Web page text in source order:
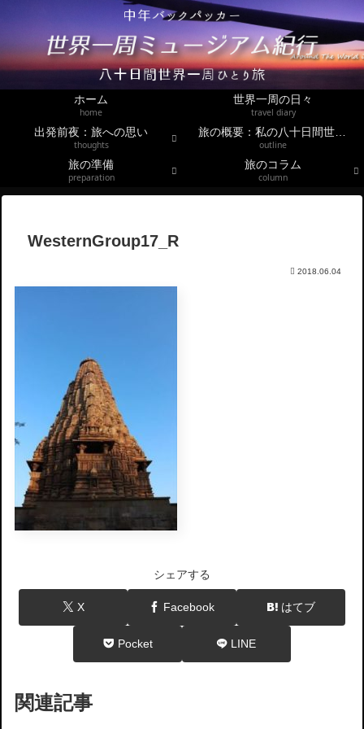
ホーム
home
世界一周の日々
travel diary
出発前夜：旅への思い
thoughts
旅の概要：私の八十日間世界一周
outline
旅の準備
preparation
旅のコラム
column
WesternGroup17_R
2018.06.04
シェアする
X Facebook はてブ
Pocket LINE
関連記事